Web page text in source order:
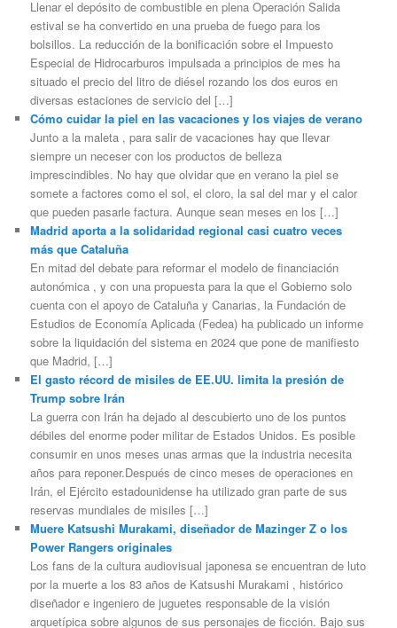
Llenar el depósito de combustible en plena Operación Salida
estival se ha convertido en una prueba de fuego para los
bolsillos. La reducción de la bonificación sobre el Impuesto
Especial de Hidrocarburos impulsada a principios de mes ha
situado el precio del litro de diésel rozando los dos euros en
diversas estaciones de servicio del […]
Cómo cuidar la piel en las vacaciones y los viajes de verano
Junto a la maleta , para salir de vacaciones hay que llevar
siempre un neceser con los productos de belleza
imprescindibles. No hay que olvidar que en verano la piel se
somete a factores como el sol, el cloro, la sal del mar y el calor
que pueden pasarle factura. Aunque sean meses en los […]
Madrid aporta a la solidaridad regional casi cuatro veces
más que Cataluña
En mitad del debate para reformar el modelo de financiación
autonómica , y con una propuesta para la que el Gobierno solo
cuenta con el apoyo de Cataluña y Canarias, la Fundación de
Estudios de Economía Aplicada (Fedea) ha publicado un informe
sobre la liquidación del sistema en 2024 que pone de manifiesto
que Madrid, […]
El gasto récord de misiles de EE.UU. limita la presión de
Trump sobre Irán
La guerra con Irán ha dejado al descubierto uno de los puntos
débiles del enorme poder militar de Estados Unidos. Es posible
consumir en unos meses unas armas que la industria necesita
años para reponer.Después de cinco meses de operaciones en
Irán, el Ejército estadounidense ha utilizado gran parte de sus
reservas mundiales de misiles […]
Muere Katsushi Murakami, diseñador de Mazinger Z o los
Power Rangers originales
Los fans de la cultura audiovisual japonesa se encuentran de luto
por la muerte a los 83 años de Katsushi Murakami , histórico
diseñador e ingeniero de juguetes responsable de la visión
arquetípica sobre algunos de sus personajes de ficción. Bajo sus